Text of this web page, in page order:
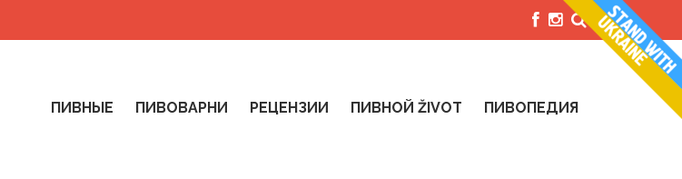
ПИВНЫЕ ПИВОВАРНИ РЕЦЕНЗИИ ПИВНОЙ ŽIVOT ПИВОПЕДИЯ